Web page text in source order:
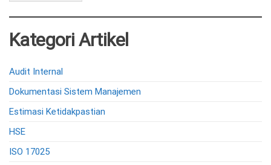
Kategori Artikel
Audit Internal
Dokumentasi Sistem Manajemen
Estimasi Ketidakpastian
HSE
ISO 17025